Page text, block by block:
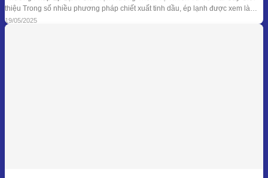
thiệu Trong số nhiều phương pháp chiết xuất tinh dầu, ép lạnh được xem là
một trong những kỹ thuật đối với nguyên liệu đặc thù – đặc biệt là vỏ các loại
quả có mùi hương tươi mát như
19/05/2025